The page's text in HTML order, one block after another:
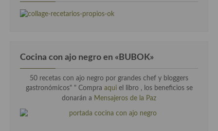
Cocina con ajo negro en «BUBOK»
50 recetas con ajo negro por grandes chef y bloggers
gastronómicos" " Compra aqui el libro , los beneficios se
donarán a Mensajeros de la Paz